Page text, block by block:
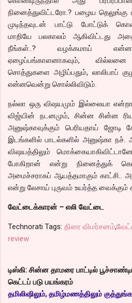
நினைத்துவிட்டரோ.? பழைய
முடிந்தவுடன் பாட்டு போட்டுக்
மாறியே பலகாலம் ஆகிவிட்டது
நீங்கள்..? வழக்கமாய்
ஏழைப்பங்காளனாகவும்,
சொத்துகளை அழிப்பதும், லாலிபாப்
என்னவென்று சொல்லிவிடும்.
நல்லா ஒரு விஷயமும் இல்லையா
விஜ்யின் நடனமும், சின்ன சின்ன
அனுஷ்காவுக்கும் பெரியதாய் ஜோடி
இடங்களில் பாடல்களில் அனுஷ்கா
விஷயத்திலும்
போகிறான் என்று நினைத்துக்
அமைச்சராகப் ஆயத்தமாகும் காட்சி..
என்று லேசாய் புருவம் உயர்த்த வைக்கும்
வேட்டைக்காரன் – எலி வேட்டை
Technorati Tags: திரை விமர்சனம்,
review
டிஸ்கி: சின்ன தாமரை பாட்டில்
கெட்டப் படு பயங்கரம்
தமிலிஷிலும், தமிழ்மணத்திலும்